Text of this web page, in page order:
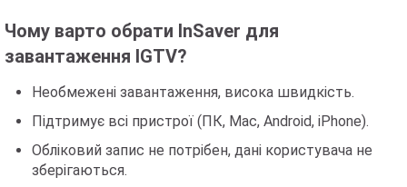
Чому варто обрати InSaver для
завантаження IGTV?
Необмежені завантаження, висока швидкість.
Підтримує всі пристрої (ПК, Mac, Android, iPhone).
Обліковий запис не потрібен, дані користувача не
зберігаються.